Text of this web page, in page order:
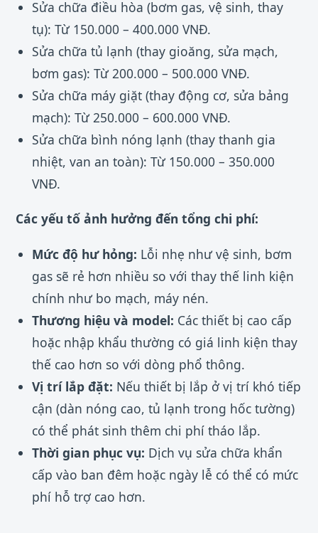
Sửa chữa điều hòa (bơm gas, vệ sinh, thay
tụ): Từ 150.000 – 400.000 VNĐ.
Sửa chữa tủ lạnh (thay gioăng, sửa mạch,
bơm gas): Từ 200.000 – 500.000 VNĐ.
Sửa chữa máy giặt (thay động cơ, sửa bảng
mạch): Từ 250.000 – 600.000 VNĐ.
Sửa chữa bình nóng lạnh (thay thanh gia
nhiệt, van an toàn): Từ 150.000 – 350.000
VNĐ.
Các yếu tố ảnh hưởng đến tổng chi phí:
Mức độ hư hỏng: Lỗi nhẹ như vệ sinh, bơm
gas sẽ rẻ hơn nhiều so với thay thế linh kiện
chính như bo mạch, máy nén.
Thương hiệu và model: Các thiết bị cao cấp
hoặc nhập khẩu thường có giá linh kiện thay
thế cao hơn so với dòng phổ thông.
Vị trí lắp đặt: Nếu thiết bị lắp ở vị trí khó tiếp
cận (dàn nóng cao, tủ lạnh trong hốc tường)
có thể phát sinh thêm chi phí tháo lắp.
Thời gian phục vụ: Dịch vụ sửa chữa khẩn
cấp vào ban đêm hoặc ngày lễ có thể có mức
phí hỗ trợ cao hơn.